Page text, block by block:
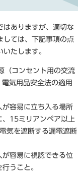
ありますが、適切な
しては、下記事項の点
たします。
（コンセント用の交流
気用品安全法の適用
が容易に立ち入る場所
、15ミリアンペア以上
気を遮断する漏電遮断
容易に視認できる位
うこと。